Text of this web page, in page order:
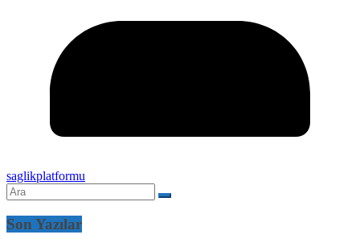
saglikplatformu
Son Yazılar